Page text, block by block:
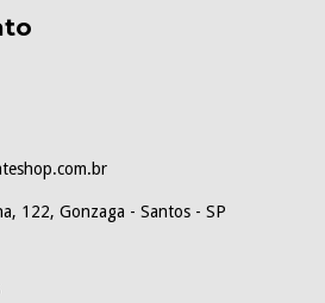
122, Gonzaga - Santos - SP